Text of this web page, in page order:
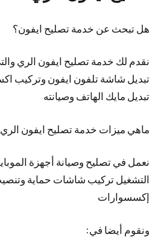
هل تبحث عن خدمة تصليح ايفون؟
نقدم لك خدمة تصليح ايفون الري
تبديل شاشة تلفون ايفون وتركيب
تبديل مايك الهاتف وصيانته
ماهي ميزات خدمة تصليح ايفون
نعمل في تصليح وصيانة أجهزة
التشغيل تركيب شاشات حماية
إكسسوارات
ونقوم أيضا في: